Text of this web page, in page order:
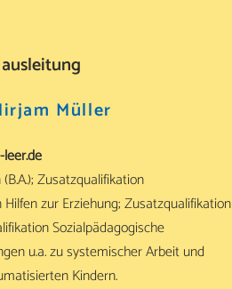
Müller
Zusatzqualifikation
zur Erziehung; Zusatzqualifikation
Sozialpädagogische
u.a. zu systemischer Arbeit und
Kindern.